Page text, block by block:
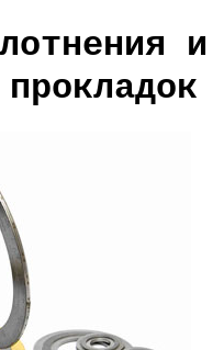
и